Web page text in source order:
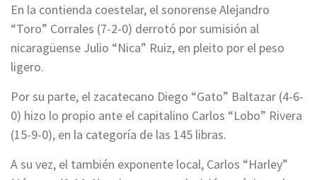
En la contienda coestelar, el sonorense Alejandro
“Toro” Corrales (7-2-0) derrotó por sumisión al
nicaragüense Julio “Nica” Ruiz, en pleito por el peso
ligero.
Por su parte, el zacatecano Diego “Gato” Baltazar (4-6-
0) hizo lo propio ante el capitalino Carlos “Lobo” Rivera
(15-9-0), en la categoría de las 145 libras.
A su vez, el también exponente local, Carlos “Harley”